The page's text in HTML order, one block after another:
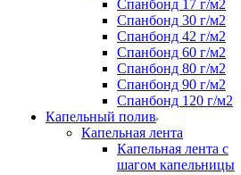
Спанбонд 17 г/м2
Спанбонд 30 г/м2
Спанбонд 42 г/м2
Спанбонд 60 г/м2
Спанбонд 80 г/м2
Спанбонд 90 г/м2
Спанбонд 120 г/м2
Капельный полив
Капельная лента
Капельная лента с
шагом капельницы